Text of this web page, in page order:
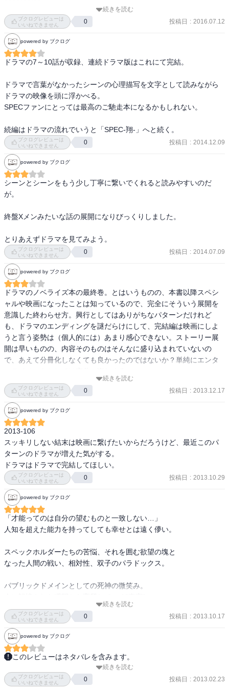
続きを読む
ブクログレビューは
いいねできません
0 投稿日 : 2016.07.12
powered by ブクログ
ドラマの7～10話が収録、連続ドラマ版はこれにて完結。
ドラマで言葉がなかったシーンの心理描写を文字として読みながら
ドラマの映像を頭に浮かべる。
SPECファンにとっては最高のご馳走本になるかもしれない。
続編はドラマの流れでいうと「SPEC-翔-」へと続く。
ブクログレビューは
いいねできません
0 投稿日 : 2014.12.09
powered by ブクログ
シーンとシーンをもう少し丁寧に繋いでくれると読みやすいのだ
が。
終盤Xメンみたいな話の展開になりびっくりしました。
とりあえずドラマを見てみよう。
ブクログレビューは
いいねできません
0 投稿日 : 2014.07.09
powered by ブクログ
ドラマのノベライズ本の最終巻。とはいうものの、本書以降スペシ
ャルや映画になったことは知っているので、完全にそういう展開を
意識した終わらせ方。興行としてはありがちなパターンだけれど
も、ドラマのエンディングを謎だらけにして、完結編は映画にしよ
うと言う姿勢は（個人的には）あまり感心できない。ストーリー展
開は早いものの、内容そのものはそんなに盛り込まれていないの
で、あえて分冊化しなくても良かったのではないか？単純にエンタ
続きを読む
ブクログレビューは
いいねできません
0 投稿日 : 2013.12.17
powered by ブクログ
2013-106
スッキリしない結末は映画に繋げたいからだろうけど、最近このパ
ターンのドラマが増えた気がする。
ドラマはドラマで完結してほしい。
ブクログレビューは
いいねできません
0 投稿日 : 2013.10.29
powered by ブクログ
「才能ってのは自分の望むものと一致しない…」
人知を超えた能力を持ってしても幸せとは遠く儚い。
スペックホルダーたちの苦悩、それを囲む欲望の塊と
なった人間の戦い、相対性、双子のパラドックス。
パブリックドメインとしての死神の微笑み。
「すべての真実を疑え」。
未来を切り拓く脳で眠る残り90%の呼応。
人間の可能性を信じる者と閉ざそうとする者との戦いの幕開け。
続きを読む
ブクログレビューは
いいねできません
0 投稿日 : 2013.10.17
powered by ブクログ
このレビューはネタバレを含みます。
続きを読む
ブクログレビューは
いいねできません
0 投稿日 : 2013.02.23